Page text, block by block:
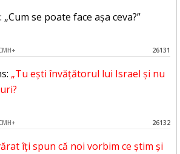
se poate face așa ceva?”
26131
„Tu ești învățătorul lui Israel și nu
26132
îți spun că noi vorbim ce știm și